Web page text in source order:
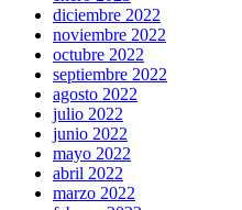
diciembre 2022
noviembre 2022
octubre 2022
septiembre 2022
agosto 2022
julio 2022
junio 2022
mayo 2022
abril 2022
marzo 2022